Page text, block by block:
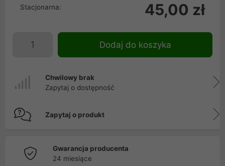
Stacjonarna: 45,00 zł
Dodaj do koszyka
Chwilowy brak
Zapytaj o dostępność
Zapytaj o produkt
Gwarancja producenta
24 miesiące